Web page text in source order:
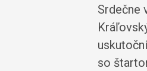
Srdečne
so